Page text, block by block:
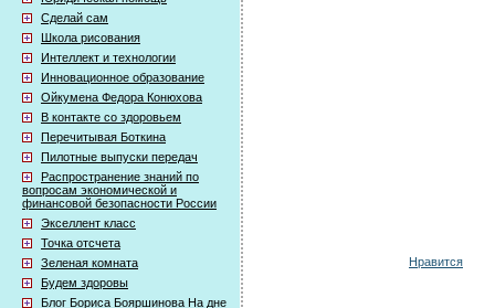
Сделай сам
Школа рисования
Интеллект и технологии
Инновационное образование
Ойкумена Федора Конюхова
В контакте со здоровьем
Перечитывая Боткина
Пилотные выпуски передач
Распространение знаний по
вопросам экономической и
финансовой безопасности России
Экселлент класс
Точка отсчета
Зеленая комната
Будем здоровы
Блог Бориса Бояршинова На дне
Нравится